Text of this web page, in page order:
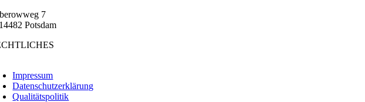
7
Potsdam
Impressum
Datenschutzerklärung
Qualitätspolitik